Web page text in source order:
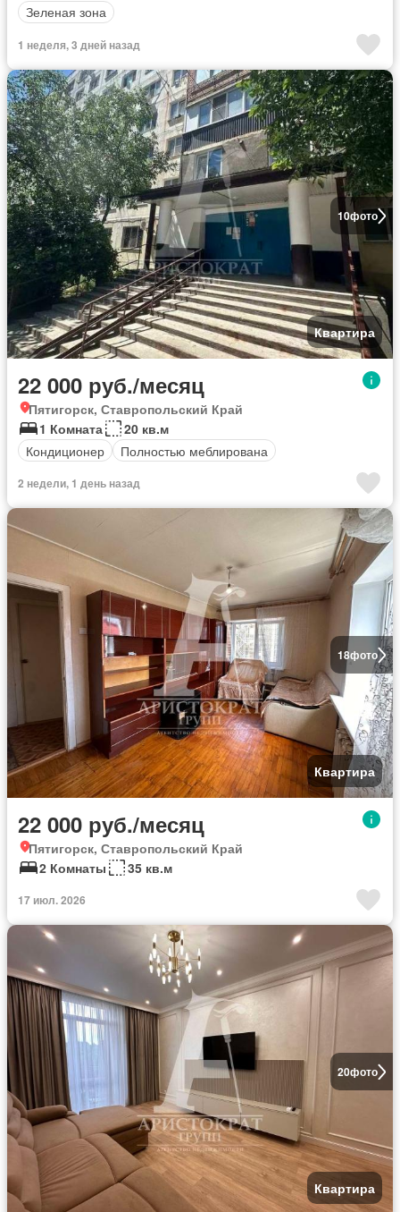
Зеленая зона
1 неделя, 3 дней назад
10фото
Квартира
22 000 руб./месяц
Пятигорск, Ставропольский Край
1 Комната
20 кв.м
Кондиционер
Полностью меблирована
2 недели, 1 день назад
18фото
Квартира
22 000 руб./месяц
Пятигорск, Ставропольский Край
2 Комнаты
35 кв.м
17 июл. 2026
20фото
Квартира